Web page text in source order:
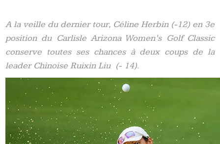
A la veille du dernier tour, Céline Herbin (-12) en 3e
position du Carlisle Arizona Women’s Golf Classic
conserve toutes ses chances à deux coups de la
leader Chinoise Ruixin Liu (- 14).